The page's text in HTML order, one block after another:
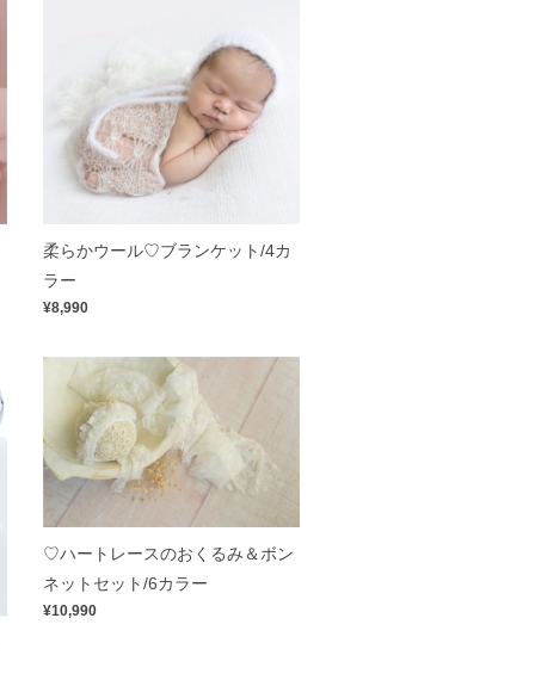
柔らかウール♡ブランケット/4カ
ラー
¥8,990
♡ハートレースのおくるみ＆ボン
ネットセット/6カラー
¥10,990